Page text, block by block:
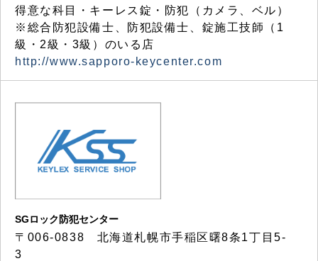
得意な科目・キーレス錠・防犯（カメラ、ベル）
※総合防犯設備士、防犯設備士、錠施工技師（1
級・2級・3級）のいる店
http://www.sapporo-keycenter.com
SGロック防犯センター
〒006-0838 北海道札幌市手稲区曙8条1丁目5-
3